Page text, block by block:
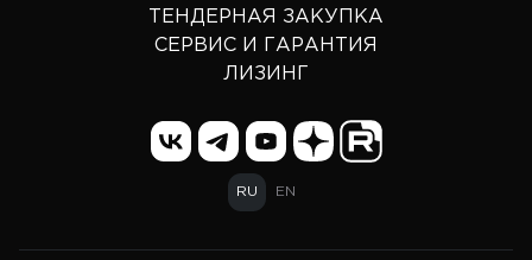
ТЕНДЕРНАЯ ЗАКУПКА
СЕРВИС И ГАРАНТИЯ
ЛИЗИНГ
RU EN